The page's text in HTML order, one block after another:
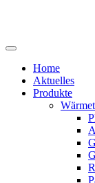
Home
Aktuelles
Produkte